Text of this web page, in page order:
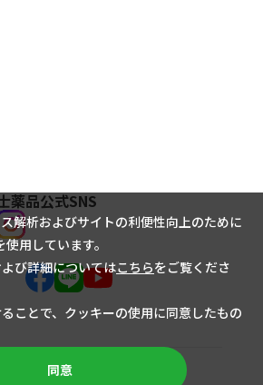
薬品公式SNS
解析およびサイトの利便性向上のために
用しています。
び詳細についてはこちらをご覧くださ
ことで、クッキーの使用に同意したもの
同意